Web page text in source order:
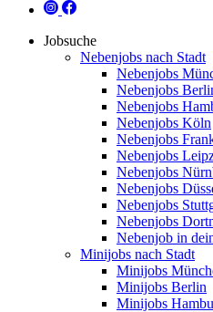
Jobsuche
Nebenjobs nach Stadt
Nebenjobs
Nebenjobs
Nebenjobs
Nebenjobs Köln
Nebenjobs
Nebenjobs
Nebenjobs
Nebenjobs
Nebenjobs
Nebenjobs
Nebenjob in
Minijobs nach Stadt
Minijobs
Minijobs Berlin
Minijobs